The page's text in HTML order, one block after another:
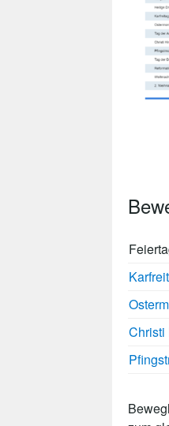
Christi